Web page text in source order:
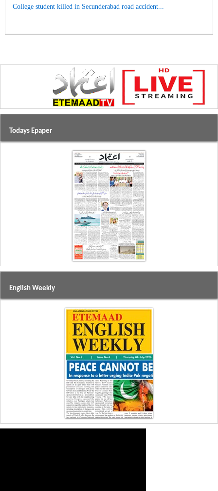
College student killed in Secunderabad road accident...
Todays Epaper
English Weekly